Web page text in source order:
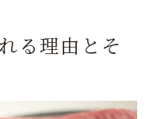
精肉店が提供する
の絆
の供給
る理由とそ